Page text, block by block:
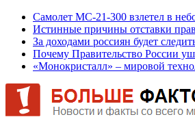
Самолет МС-21-300 взлетел в
Истинные причины отставки
За доходами россиян будет
Почему Правительство России
«Монокристалл» – мировой